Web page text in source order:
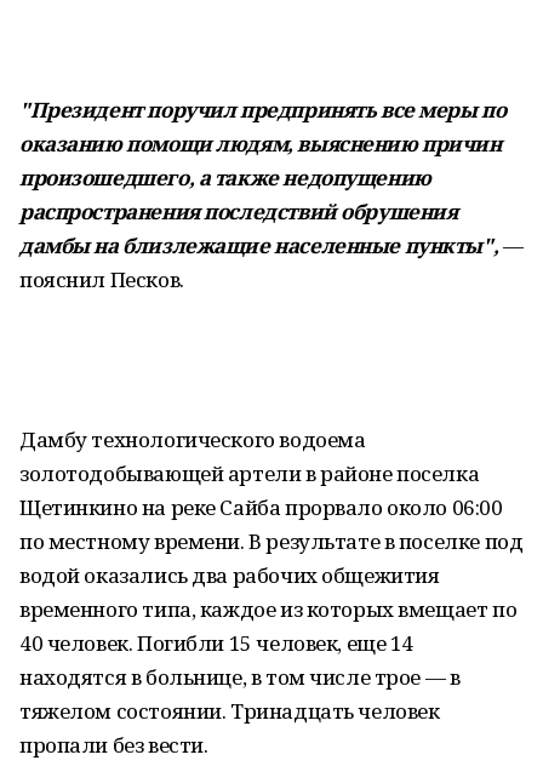
"Президент поручил предпринять все меры по
оказанию помощи людям, выяснению причин
произошедшего, а также недопущению
распространения последствий обрушения
дамбы на близлежащие населенные пункты",—
пояснил Песков.
Дамбу технологического водоема
золотодобывающей артели в районе поселка
Щетинкино на реке Сайба прорвало около 06:00
по местному времени. В результате в поселке под
водой оказались два рабочих общежития
временного типа, каждое из которых вмещает по
40 человек. Погибли 15 человек, еще 14
находятся в больнице, в том числе трое — в
тяжелом состоянии. Тринадцать человек
пропали без вести.